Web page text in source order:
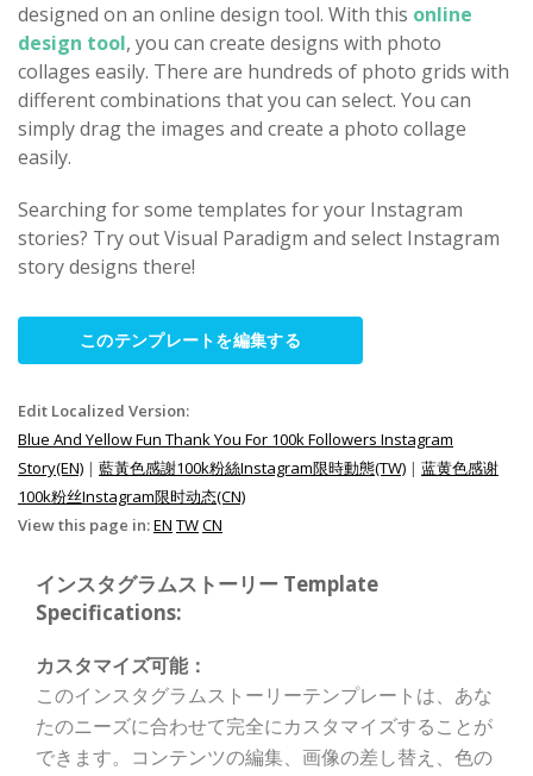
designed on an online design tool. With this online
design tool, you can create designs with photo
collages easily. There are hundreds of photo grids with
different combinations that you can select. You can
simply drag the images and create a photo collage
easily.
Searching for some templates for your Instagram
stories? Try out Visual Paradigm and select Instagram
story designs there!
このテンプレートを編集する
Edit Localized Version:
Blue And Yellow Fun Thank You For 100k Followers Instagram
Story(EN) | 藍黃色感謝100k粉絲Instagram限時動態(TW) | 蓝黄色感谢
100k粉丝Instagram限时动态(CN)
View this page in:EN TWCN
インスタグラムストーリー Template
Specifications:
カスタマイズ可能：
このインスタグラムストーリーテンプレートは、あな
たのニーズに合わせて完全にカスタマイズすることが
できます。コンテンツの編集、画像の差し替え、色の